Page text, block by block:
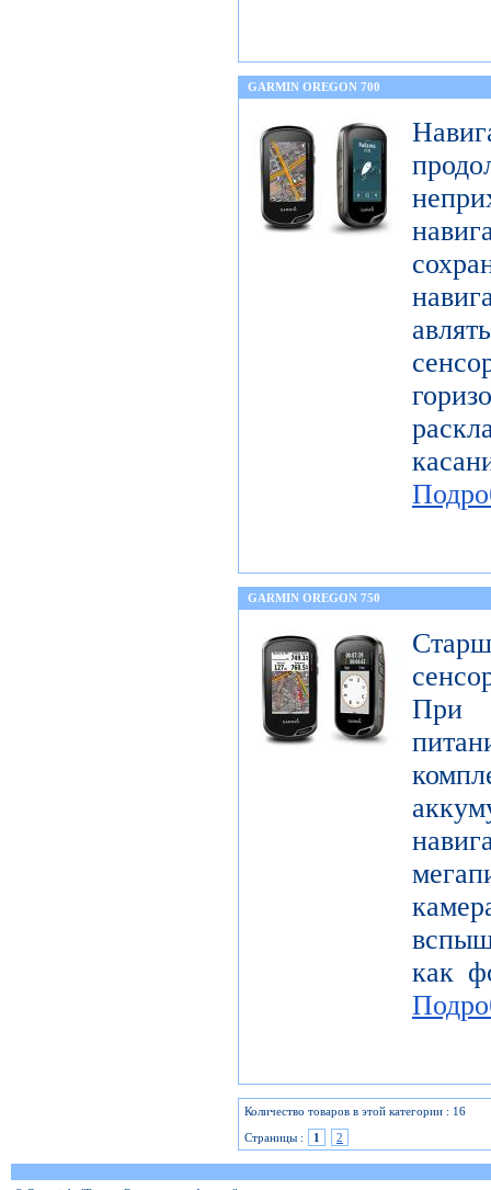
GARMIN OREGON 700
GARMIN OREGON 750
При
как
Количество товаров в этой категории : 16
Страницы :
1 2